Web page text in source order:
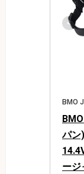
BMO
パン
ージ